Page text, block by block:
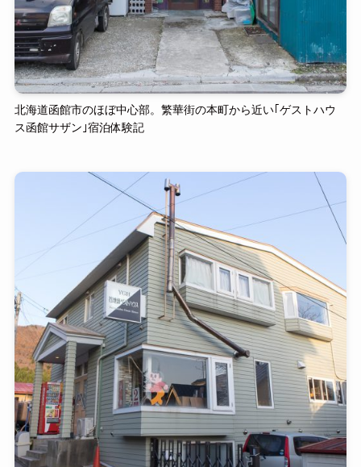
北海道函館市のほぼ中心部。繁華街の本町から近い｢ゲストハウ
ス函館サザン｣宿泊体験記